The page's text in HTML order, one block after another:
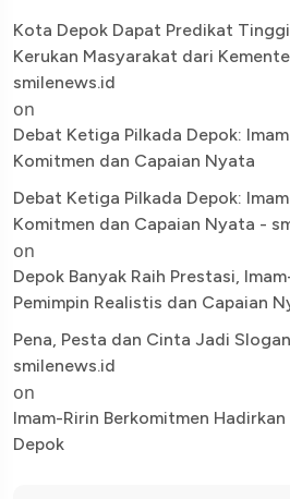
Kota Depok Dapat Predikat
Kerukan Masyarakat dari
smilenews.id
on
Debat Ketiga Pilkada Depok:
Komitmen dan Capaian Nyata
Debat Ketiga Pilkada Depok:
Komitmen dan Capaian Nyata -
on
Depok Banyak Raih Prestasi,
Pemimpin Realistis dan Capaian
Pena, Pesta dan Cinta Jadi
smilenews.id
on
Imam-Ririn Berkomitmen
Depok